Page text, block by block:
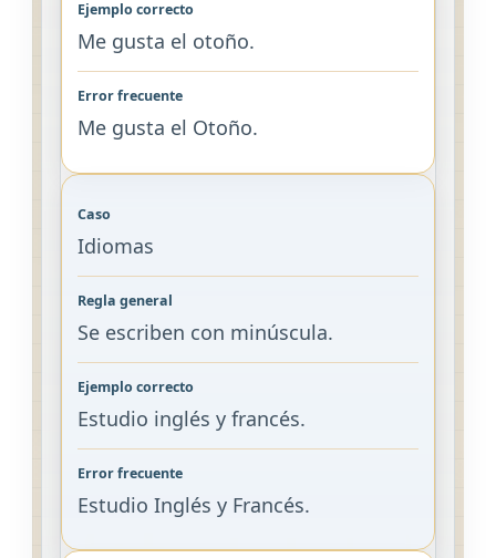
Me gusta el otoño.
Me gusta el Otoño.
Idiomas
Se escriben con minúscula.
Estudio inglés y francés.
Estudio Inglés y Francés.